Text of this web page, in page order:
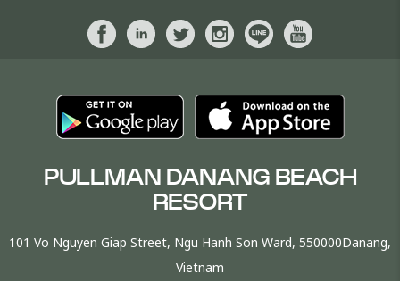
PULLMAN DANANG BEACH
RESORT
101 Vo Nguyen Giap Street, Ngu Hanh Son Ward, 550000Danang,
Vietnam